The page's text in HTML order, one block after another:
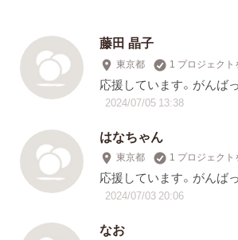
藤田 晶子
東京都 1 プロジェクト
応援しています。がんば
2024/07/05 13:38
はなちゃん
東京都 1 プロジェクト
応援しています。がんば
2024/07/03 20:06
なお